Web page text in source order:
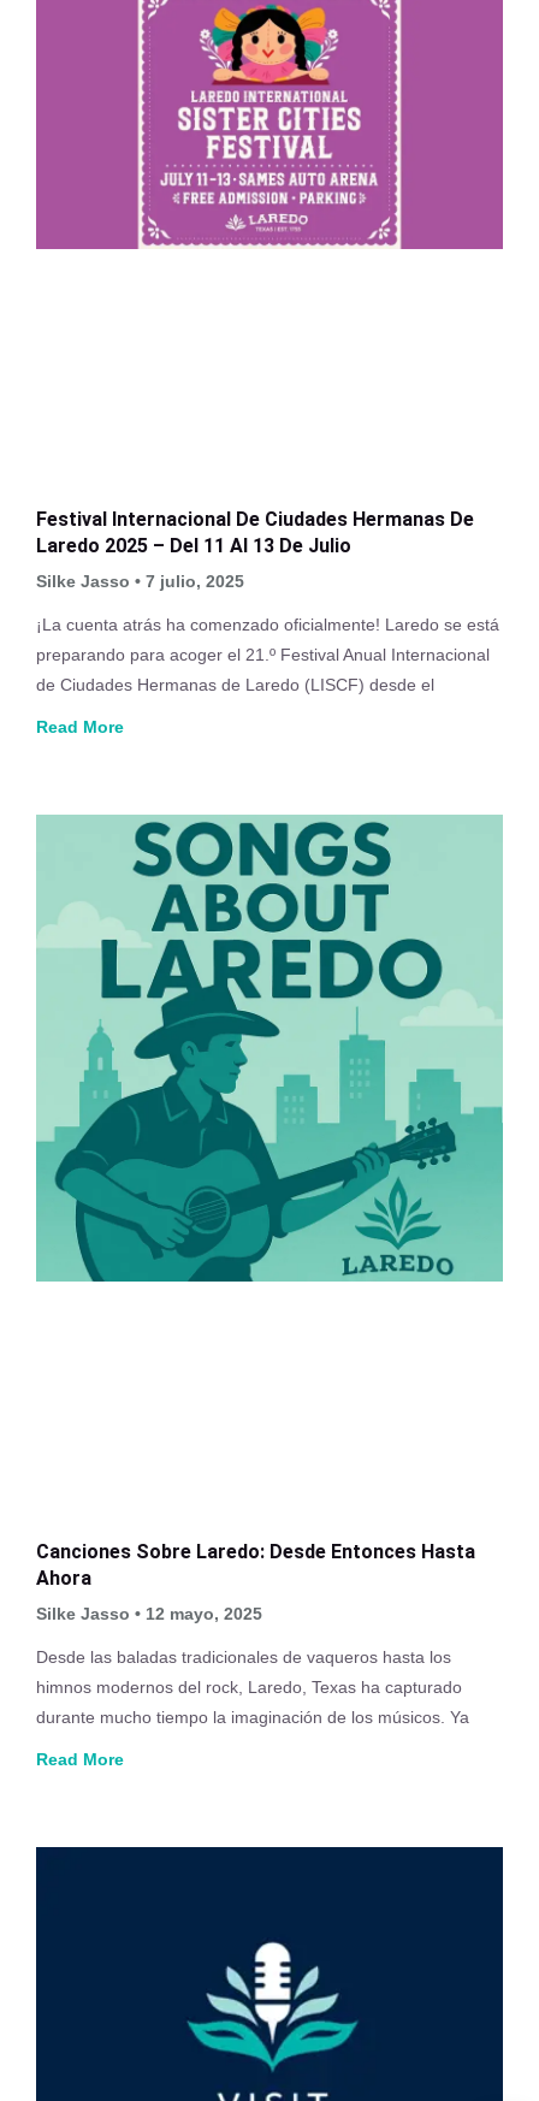
Festival Internacional De Ciudades Hermanas De
Laredo 2025 – Del 11 Al 13 De Julio
Silke Jasso 7 julio, 2025
¡La cuenta atrás ha comenzado oficialmente! Laredo se está
preparando para acoger el 21.º Festival Anual Internacional
de Ciudades Hermanas de Laredo (LISCF) desde el
Read More
Canciones Sobre Laredo: Desde Entonces Hasta
Ahora
Silke Jasso 12 mayo, 2025
Desde las baladas tradicionales de vaqueros hasta los
himnos modernos del rock, Laredo, Texas ha capturado
durante mucho tiempo la imaginación de los músicos. Ya
Read More